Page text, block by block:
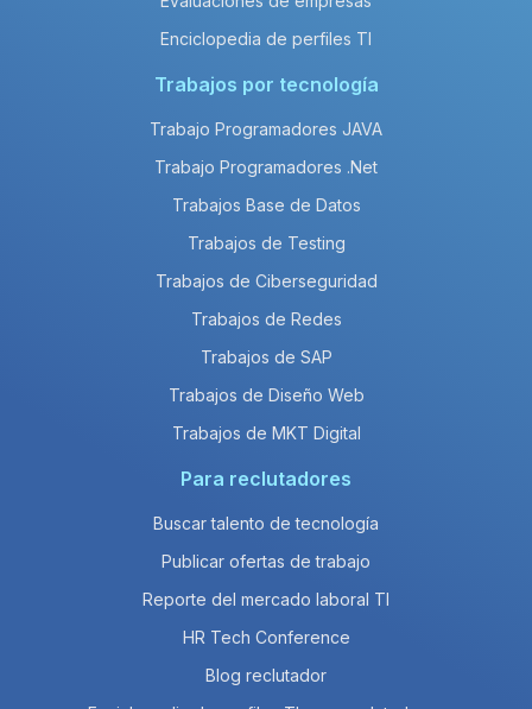
Enciclopedia de perfiles TI
Trabajos por tecnología
Trabajo Programadores JAVA
Trabajo Programadores .Net
Trabajos Base de Datos
Trabajos de Testing
Trabajos de Ciberseguridad
Trabajos de Redes
Trabajos de SAP
Trabajos de Diseño Web
Trabajos de MKT Digital
Para reclutadores
Buscar talento de tecnología
Publicar ofertas de trabajo
Reporte del mercado laboral TI
HR Tech Conference
Blog reclutador